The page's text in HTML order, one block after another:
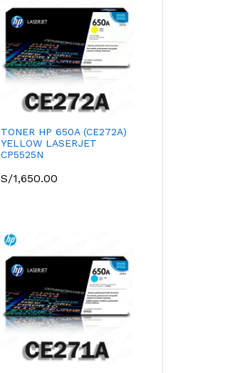
TONER HP 650A (CE272A)
YELLOW LASERJET
CP5525N
S/1,650.00